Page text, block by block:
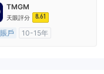
TMGM
天眼評分 8.61
戶
10-15年